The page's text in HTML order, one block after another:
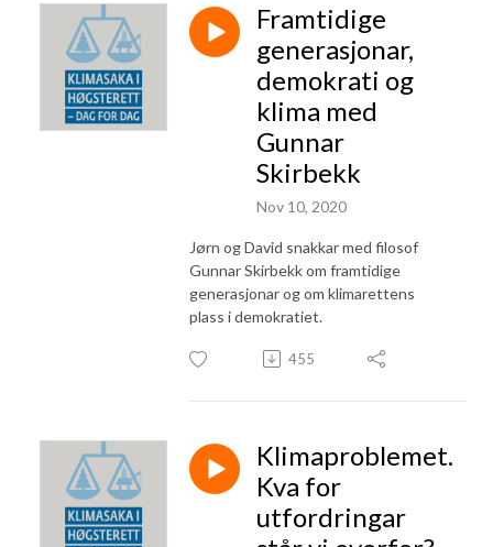
Framtidige
generasjonar,
demokrati og
klima med
Gunnar
Skirbekk
Nov 10, 2020
Jørn og David snakkar med filosof
Gunnar Skirbekk om framtidige
generasjonar og om klimarettens
plass i demokratiet.
455
Klimaproblemet.
Kva for
utfordringar